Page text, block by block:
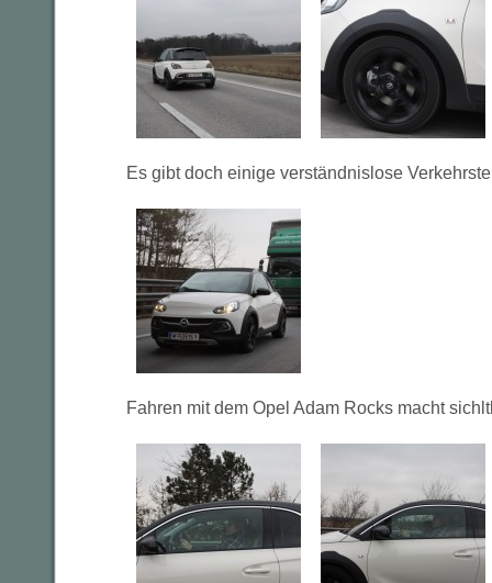
Es gibt doch einige verständnislose
Fahren mit dem Opel Adam Rocks macht